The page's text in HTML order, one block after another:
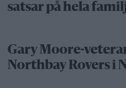
satsar på hela
Gary Moore-
Northbay Rovers i